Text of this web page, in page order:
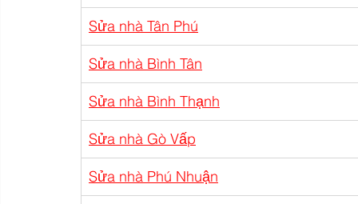
Sửa nhà Tân Phú
Sửa nhà Bình Tân
Sửa nhà Bình Thạnh
Sửa nhà Gò Vấp
Sửa nhà Phú Nhuận